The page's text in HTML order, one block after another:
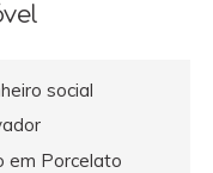
social
em Porcelato